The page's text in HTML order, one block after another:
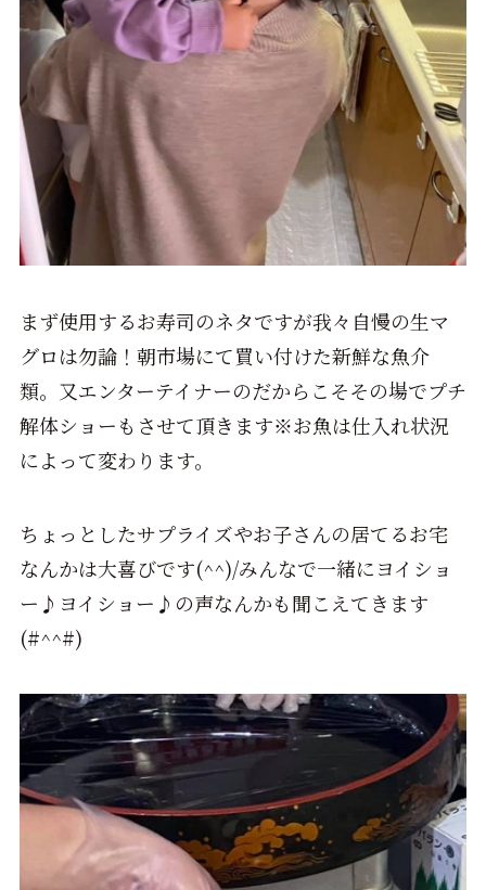
まず使用するお寿司のネタですが我々自慢の生マ
グロは勿論！朝市場にて買い付けた新鮮な魚介
類。又エンターテイナーのだからこそその場でプチ
解体ショーもさせて頂きます※お魚は仕入れ状況
によって変わります。
ちょっとしたサプライズやお子さんの居てるお宅
なんかは大喜びです(^^)/みんなで一緒にヨイショ
ー♪ヨイショー♪の声なんかも聞こえてきます
(#^^#)